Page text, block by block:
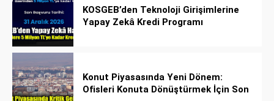
KOSGEB’den Teknoloji Girişimlerine
Yapay Zekâ Kredi Programı
Konut Piyasasında Yeni Dönem:
Ofisleri Konuta Dönüştürmek İçin Son